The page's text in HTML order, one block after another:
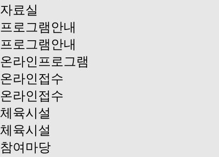
자료실
프로그램안내
프로그램안내
온라인프로그램
온라인접수
온라인접수
체육시설
체육시설
참여마당